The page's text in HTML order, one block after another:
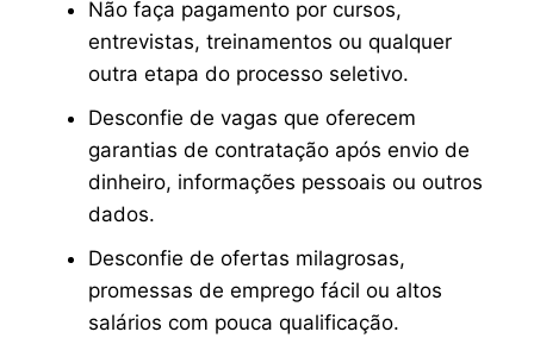
Não faça pagamento por cursos,
entrevistas, treinamentos ou qualquer
outra etapa do processo seletivo.
Desconfie de vagas que oferecem
garantias de contratação após envio de
dinheiro, informações pessoais ou outros
dados.
Desconfie de ofertas milagrosas,
promessas de emprego fácil ou altos
salários com pouca qualificação.